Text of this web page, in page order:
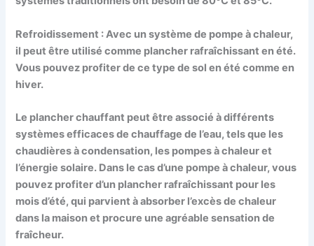
Refroidissement : Avec un système de pompe à chaleur,
il peut être utilisé comme plancher rafraîchissant en été.
Vous pouvez profiter de ce type de sol en été comme en
hiver.
Le plancher chauffant peut être associé à différents
systèmes efficaces de chauffage de l’eau, tels que les
chaudières à condensation, les pompes à chaleur et
l’énergie solaire. Dans le cas d’une pompe à chaleur, vous
pouvez profiter d’un plancher rafraîchissant pour les
mois d’été, qui parvient à absorber l’excès de chaleur
dans la maison et procure une agréable sensation de
fraîcheur.